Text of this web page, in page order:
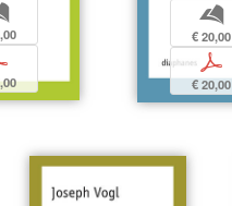
b
€ 20,00
p
€ 20,00